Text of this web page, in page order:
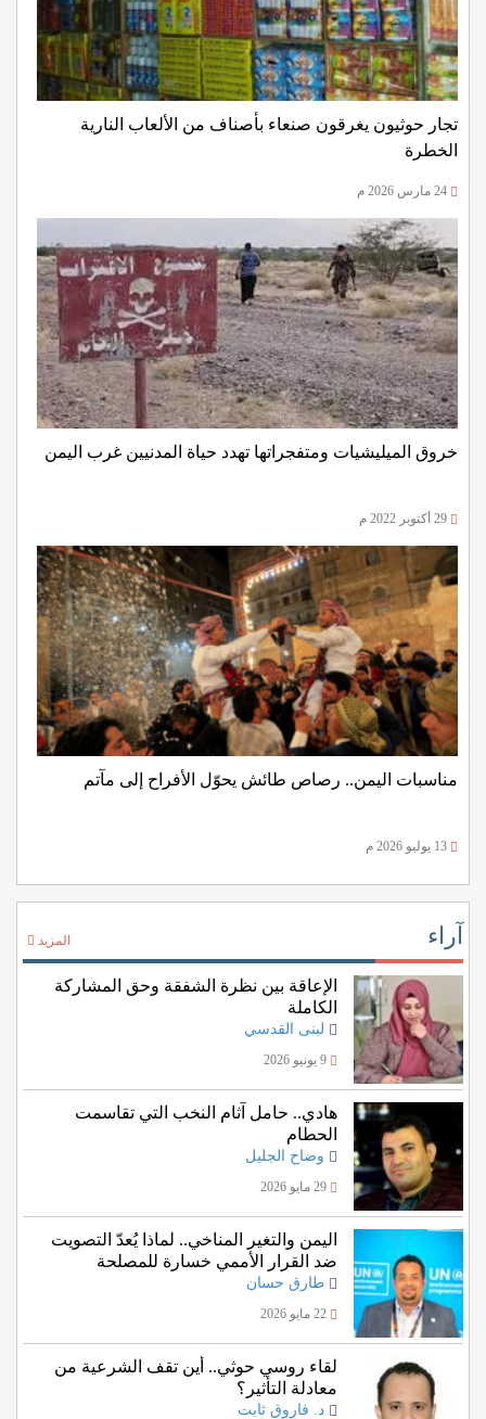
تجار حوثيون يغرقون صنعاء بأصناف من الألعاب النارية
الخطرة
خروق الميليشيات ومتفجراتها تهدد حياة المدنيين غرب اليمن
مناسبات اليمن.. رصاص طائش يحوّل الأفراح إلى مآتم
آراء المزيد
الإعاقة بين نظرة الشفقة وحق المشاركة
الكاملة
لبنى القدسي
9 يونيو 2026
هادي.. حامل آثام النخب التي تقاسمت
الحطام
وضاح الجليل
29 مايو 2026
اليمن والتغير المناخي.. لماذا يُعدّ التصويت
ضد القرار الأممي خسارة للمصلحة
اليمنية؟
طارق حسان
لقاء روسي حوثي.. أين تقف الشرعية من
معادلة التأثير؟
د. فاروق ثابت